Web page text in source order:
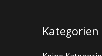
Kategorien